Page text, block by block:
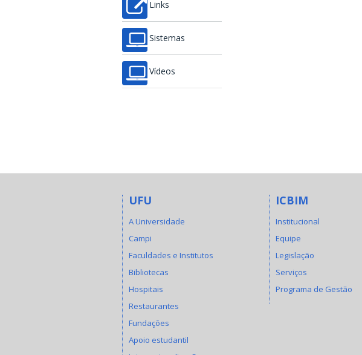
Links
Sistemas
Vídeos
UFU
A Universidade
Campi
Faculdades e Institutos
Bibliotecas
Hospitais
Restaurantes
Fundações
Apoio estudantil
ICBIM
Institucional
Equipe
Legislação
Serviços
Programa de Gestão